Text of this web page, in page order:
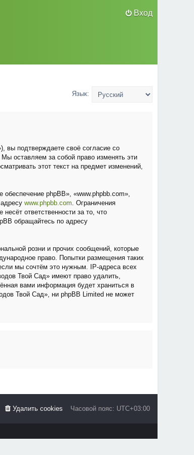
Вход
Язык:
подтверждаете своё согласие со
оставляем за собой право изменять эти
этот текст на предмет изменений,
phpBB», «www.phpbb.com»,
www.phpbb.com. Ограничения
ответственности за то, что
обращайтесь по адресу
розни и прочих сообщений, которые
право. Попытки размещения таких
мы сочтём это нужным. IP-адреса всех
Твой Сад» имеют право удалить,
вами информация будет храниться в
Твой Сад», ни phpBB Limited не может
Часовой пояс: UTC+03:00
Удалить cookies